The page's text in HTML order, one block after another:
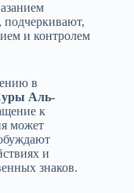
и контролем
в
Аль-
к
может
и
знаков.